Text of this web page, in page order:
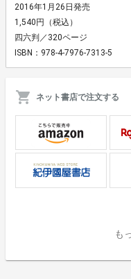
2016年1月26日発売
1,540円（税込）
四六判／320ページ
ISBN：978-4-7976-7313-5
ネット書店で注文する